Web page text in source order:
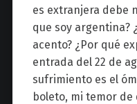
es extranjera debe
que soy argentina?
acento?¿Por qué
entrada del 22 de
sufrimiento es el
boleto, mi temor de